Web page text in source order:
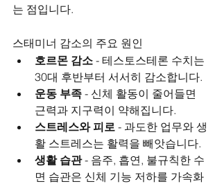
는 점입니다.
스태미너 감소의 주요 원인
호르몬 감소 - 테스토스테론 수치는
30대 후반부터 서서히 감소합니다.
운동 부족 - 신체 활동이 줄어들면
근력과 지구력이 약해집니다.
스트레스와 피로 - 과도한 업무와 생
활 스트레스는 활력을 빼앗습니다.
생활 습관 - 음주, 흡연, 불규칙한 수
면 습관은 신체 기능 저하를 가속화